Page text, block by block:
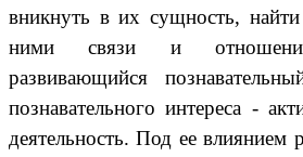
вникнуть в их сущность,
ними связи и отношения
развивающийся
познавательного интереса -
деятельность. Под ее влиянием